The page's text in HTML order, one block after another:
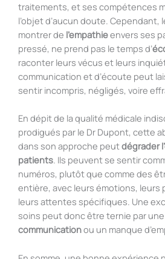
traitements, et ses compétences
l’objet d’aucun doute. Cependant,
montrer de l’empathieenvers ses
pressé, ne prend pas le temps d’
raconter leurs vécus et leurs
communication et d’écoute peut
sentir incompris, négligés, voire
En dépit de la qualité médicale
prodigués par le Dr Dupont, cette
dans son approche peutdégrader
patients. Ils peuvent se sentir
numéros, plutôt que comme des
entière, avec leurs émotions,
leurs attentes spécifiques. Une
soins peut donc être ternie par une
communicationou un manque